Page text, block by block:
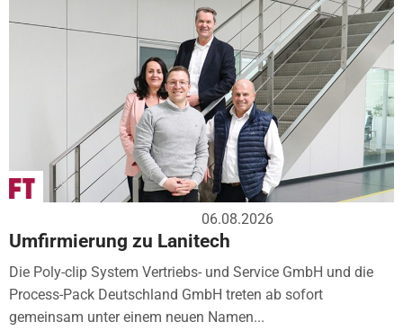
06.08.2026
Umfirmierung zu Lanitech
Die Poly-clip System Vertriebs- und Service GmbH und die
Process-Pack Deutschland GmbH treten ab sofort
gemeinsam unter einem neuen Namen...